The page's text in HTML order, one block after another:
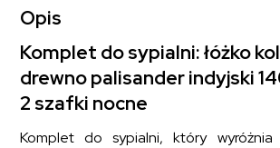
2
szafki
nocne
Opis
Komplet do sypialni: łóżko
drewno palisander indyjski
2 szafki nocne
Komplet do sypialni, który